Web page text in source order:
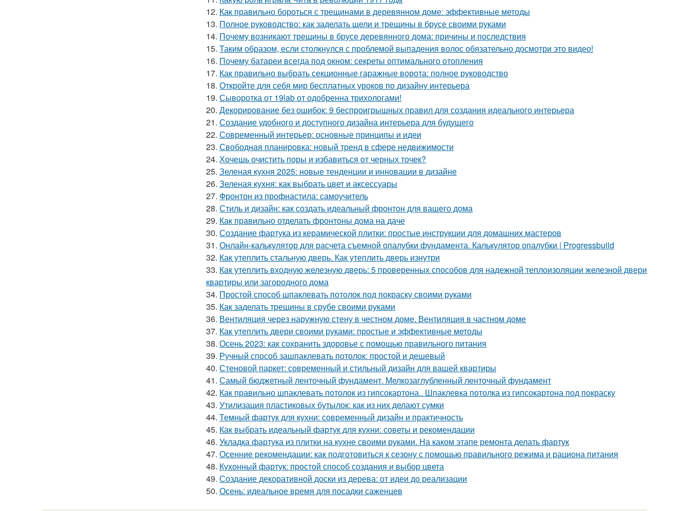
12. Как правильно бороться с трещинами в деревянном доме: эффективные методы
13. Полное руководство: как заделать щели и трещины в брусе своими руками
14. Почему возникают трещины в брусе деревянного дома: причины и последствия
15. Таким образом, если столкнулся с проблемой выпадения волос обязательно досмотри это видео!
16. Почему батареи всегда под окном: секреты оптимального отопления
17. Как правильно выбрать секционные гаражные ворота: полное руководство
18. Откройте для себя мир бесплатных уроков по дизайну интерьера
19. Сыворотка от 19lab от одобренна трихологами!
20. Декорирование без ошибок: 9 беспроигрышных правил для создания идеального интерьера
21. Создание удобного и доступного дизайна интерьера для будущего
22. Современный интерьер: основные принципы и идеи
23. Свободная планировка: новый тренд в сфере недвижимости
24. Хочешь очистить поры и избавиться от черных точек?
25. Зеленая кухня 2025: новые тенденции и инновации в дизайне
26. Зеленая кухня: как выбрать цвет и аксессуары
27. Фронтон из профнастила: самоучитель
28. Стиль и дизайн: как создать идеальный фронтон для вашего дома
29. Как правильно отделать фронтоны дома на даче
30. Создание фартука из керамической плитки: простые инструкции для домашних мастеров
31. Онлайн-калькулятор для расчета съемной опалубки фундамента. Калькулятор опалубки | Progressbuild
32. Как утеплить стальную дверь. Как утеплить дверь изнутри
33. Как утеплить входную железную дверь: 5 проверенных способов для надежной теплоизоляции железной двери
квартиры или загородного дома
34. Простой способ шпаклевать потолок под покраску своими руками
35. Как заделать трещины в срубе своими руками
36. Вентиляция через наружную стену в честном доме. Вентиляция в частном доме
37. Как утеплить двери своими руками: простые и эффективные методы
38. Осень 2023: как сохранить здоровье с помощью правильного питания
39. Ручный способ зашпаклевать потолок: простой и дешевый
40. Стеновой паркет: современный и стильный дизайн для вашей квартиры
41. Самый бюджетный ленточный фундамент. Мелкозаглубленный ленточный фундамент
42. Как правильно шпаклевать потолок из гипсокартона.. Шпаклевка потолка из гипсокартона под покраску
43. Утилизация пластиковых бутылок: как из них делают сумки
44. Темный фартук для кухни: современный дизайн и практичность
45. Как выбрать идеальный фартук для кухни: советы и рекомендации
46. Укладка фартука из плитки на кухне своими руками. На каком этапе ремонта делать фартук
47. Осенние рекомендации: как подготовиться к сезону с помощью правильного режима и рациона питания
48. Кухонный фартук: простой способ создания и выбор цвета
49. Создание декоративной доски из дерева: от идеи до реализации
50. Осень: идеальное время для посадки саженцев